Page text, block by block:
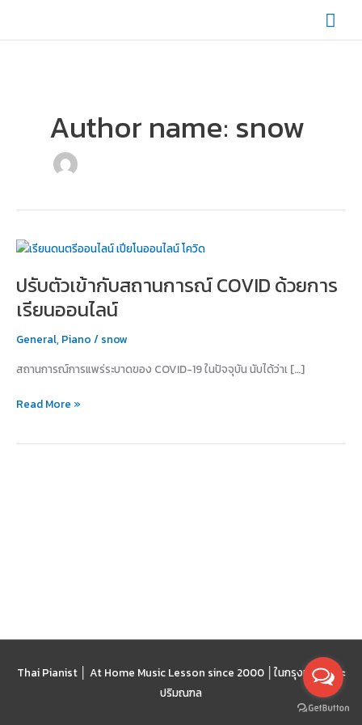
content
Author name: snow
ปรับตัวเข้ากับสถานการณ์ COVID ด้วยการ
เรียนออนไลน์
General, Piano / snow
สถานการณ์การแพร่ระบาดของ COVID-19 ในปัจจุบัน นับได้ว่าเ […]
ปรับ
เข้า
กับ
สถานการณ์
COVID
การ
ออนไลน์
Read More »
Thai Pianist │ At Home Music Lesson since 2000 │ ในกรุงเทพฯ และ
ปริมณฑล